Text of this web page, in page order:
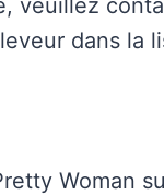
dans la
Woman